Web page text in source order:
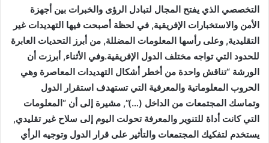
التخصصي الذي يفتح المجال لتبادل الرؤى والخبرات بين أجهزة
الأمن والاستخبارات الإفريقية, في لحظة أصبحت فيها التهديدات غير
التقليدية, وعلى رأسها المعلومات المضللة, من أبرز التحديات العابرة
للحدود التي تواجه مختلف الدول الإفريقية.وفي الأثناء, أبرزت أن
الورشة “تناقش واحدة من أخطر أشكال التهديدات المعاصرة وهي
الحروب المعلوماتية والمعرفية التي تستهدف استقرار الدول
وتماسك المجتمعات من الداخل (…)”, مشيرة إلى أن “المعلومات
التي كانت أداة للتنوير والمعرفة تحولت اليوم إلى سلاح غير تقليدي,
يستخدم لتفكيك المجتمعات والتأثير على قرار الدول وتوجيه الرأي